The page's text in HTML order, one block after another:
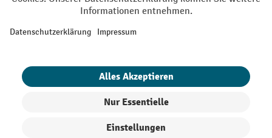
¹ Der Rabatt gilt so lange der Vorrat reicht. Der Rabatt gilt nicht auf
oder Gutscheinen ist nicht möglich. | ² Der Rabatt wird einmalig bei
eingelöst werden. Die Höhe des Rabatts variiert je nach
Produktkategorie und beträgt bis zu 10 % (10 % auf Lager, Umwelt,
Heben | 7% auf Büro). Ausgenommen sind Elektro-Hubwagen,
Ausschluss von Werkzeug. Gilt nicht auf Sonderpreise. Kombination